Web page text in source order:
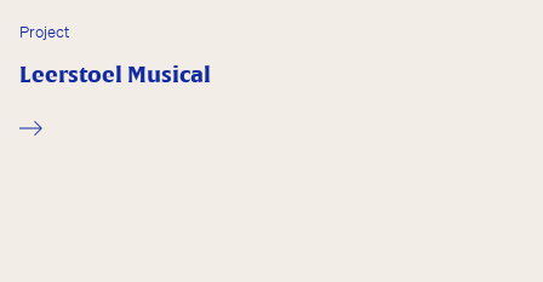
Project
Leerstoel Musical